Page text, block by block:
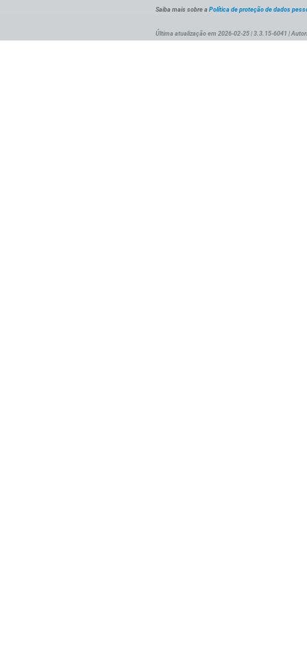
Saiba mais sobre a Política de proteção de dados
Última atualização em 2026-02-25 | 3.3.15-6041 |